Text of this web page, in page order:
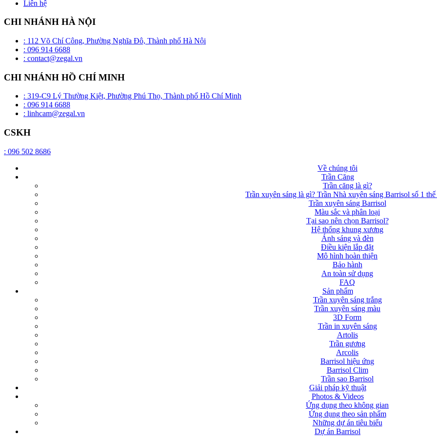
Liên hệ
CHI NHÁNH HÀ NỘI
: 112 Võ Chí Công, Phường Nghĩa Đô, Thành phố Hà Nội
: 096 914 6688
: contact@zegal.vn
CHI NHÁNH HỒ CHÍ MINH
: 319-C9 Lý Thường Kiệt, Phường Phú Thọ, Thành phố Hồ Chí Minh
: 096 914 6688
: linhcam@zegal.vn
CSKH
: 096 502 8686
Về chúng tôi
Trần Căng
Trần căng là gì?
Trần xuyên sáng là gì? Trần Nhà xuyên sáng Barrisol số 1
Trần xuyên sáng Barrisol
Màu sắc và phân loại
Tại sao nên chọn Barrisol?
Hệ thống khung xương
Ánh sáng và đèn
Điều kiện lắp đặt
Mô hình hoàn thiện
Bảo hành
An toàn sử dụng
FAQ
Sản phẩm
Trần xuyên sáng trắng
Trần xuyên sáng màu
3D Form
Trần in xuyên sáng
Artolis
Trần gương
Arcolis
Barrisol hiệu ứng
Barrisol Clim
Trần sao Barrisol
Giải pháp kỹ thuật
Photos & Videos
Ứng dụng theo không gian
Ứng dụng theo sản phẩm
Những dự án tiêu biểu
Dự án Barrisol